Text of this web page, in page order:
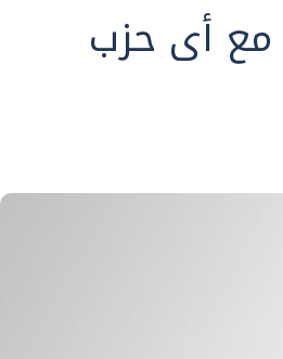
مع أى حزب